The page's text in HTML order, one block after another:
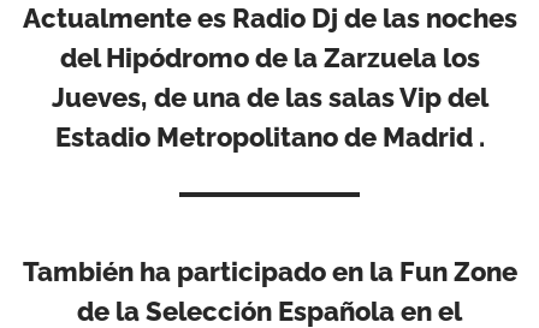
Actualmente es Radio Dj de las noches
del Hipódromo de la Zarzuela los
Jueves, de una de las salas Vip del
Estadio Metropolitano de Madrid .
También ha participado en la Fun Zone
de la Selección Española en el